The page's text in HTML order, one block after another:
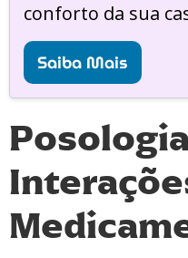
conforto da sua
Saiba Mais